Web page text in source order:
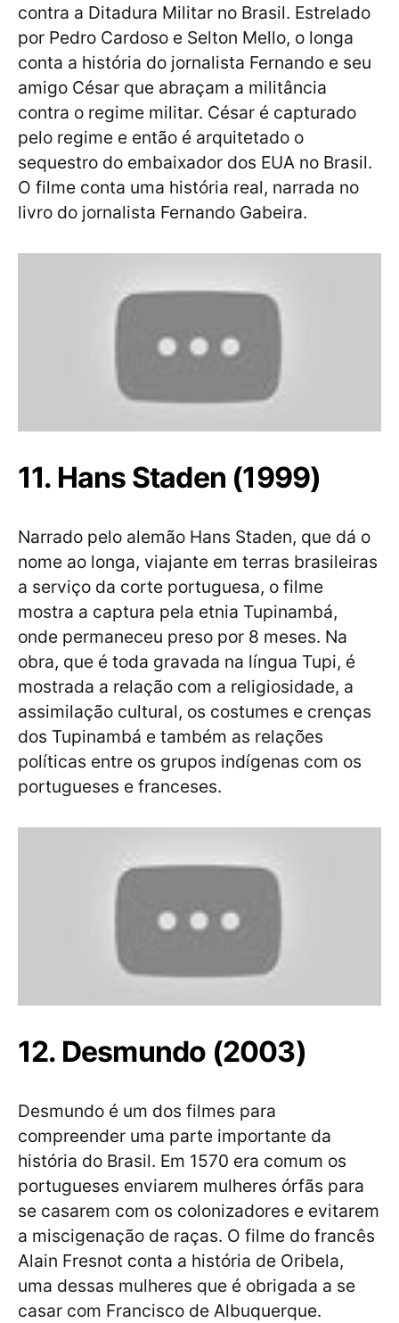
contra a Ditadura Militar no Brasil. Estrelado
por Pedro Cardoso e Selton Mello, o longa
conta a história do jornalista Fernando e seu
amigo César que abraçam a militância
contra o regime militar. César é capturado
pelo regime e então é arquitetado o
sequestro do embaixador dos EUA no Brasil.
O filme conta uma história real, narrada no
livro do jornalista Fernando Gabeira.
11. Hans Staden (1999)
Narrado pelo alemão Hans Staden, que dá o
nome ao longa, viajante em terras brasileiras
a serviço da corte portuguesa, o filme
mostra a captura pela etnia Tupinambá,
onde permaneceu preso por 8 meses. Na
obra, que é toda gravada na língua Tupi, é
mostrada a relação com a religiosidade, a
assimilação cultural, os costumes e crenças
dos Tupinambá e também as relações
políticas entre os grupos indígenas com os
portugueses e franceses.
12. Desmundo (2003)
Desmundo é um dos filmes para
compreender uma parte importante da
história do Brasil. Em 1570 era comum os
portugueses enviarem mulheres órfãs para
se casarem com os colonizadores e evitarem
a miscigenação de raças. O filme do francês
Alain Fresnot conta a história de Oribela,
uma dessas mulheres que é obrigada a se
casar com Francisco de Albuquerque.